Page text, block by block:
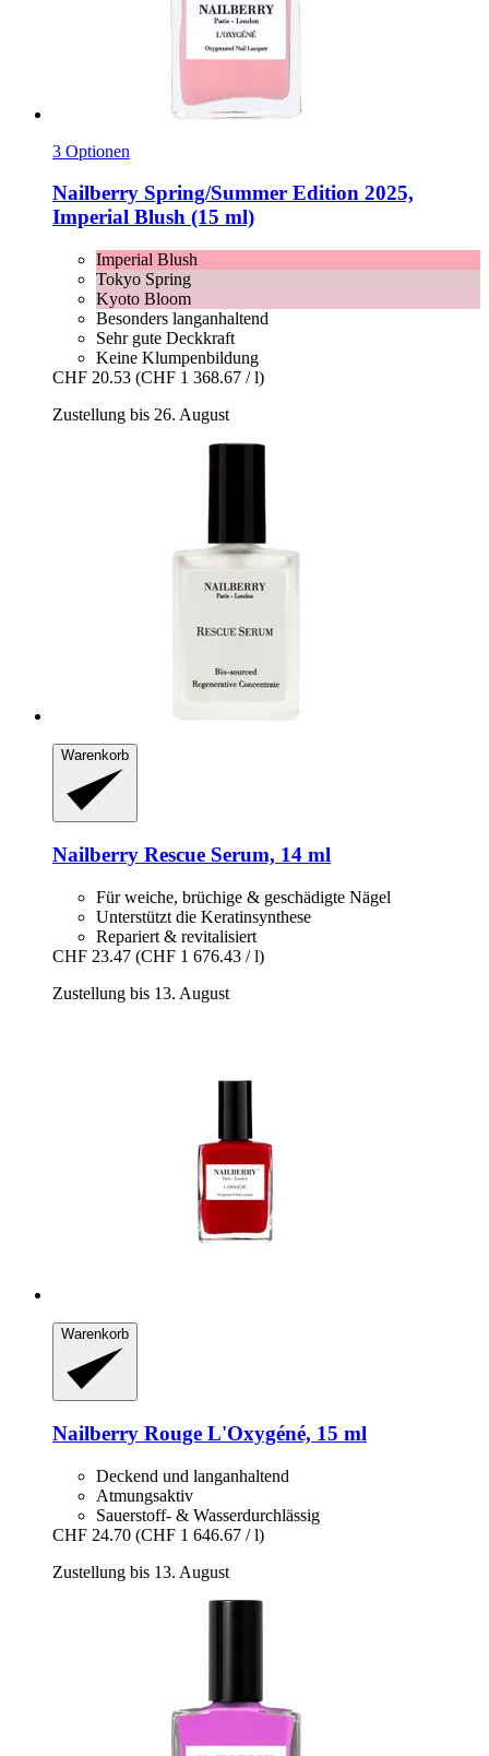
3 Optionen
Nailberry Spring/Summer Edition 2025,
Imperial Blush (15 ml)
Imperial Blush
Tokyo Spring
Kyoto Bloom
Besonders langanhaltend
Sehr gute Deckkraft
Keine Klumpenbildung
CHF 20.53 (CHF 1 368.67 / l)
Zustellung bis 26. August
Warenkorb
Nailberry Rescue Serum, 14 ml
Für weiche, brüchige & geschädigte Nägel
Unterstützt die Keratinsynthese
Repariert & revitalisiert
CHF 23.47 (CHF 1 676.43 / l)
Zustellung bis 13. August
Warenkorb
Nailberry Rouge L'Oxygéné, 15 ml
Deckend und langanhaltend
Atmungsaktiv
Sauerstoff- & Wasserdurchlässig
CHF 24.70 (CHF 1 646.67 / l)
Zustellung bis 13. August